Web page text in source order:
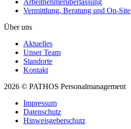
Arbeitnehmer­überlassung
Vermittlung, Beratung und On-Site
Über uns
Aktuelles
Unser Team
Standorte
Kontakt
2026 © PATHOS Personalmanagement
Impressum
Datenschutz
Hinweisgeberschutz